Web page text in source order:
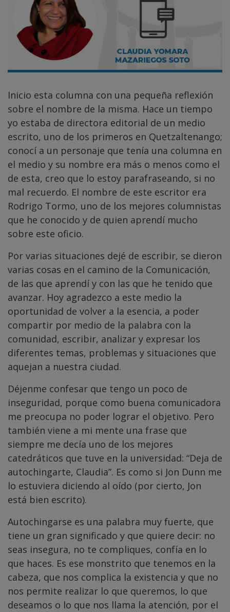
Inicio esta columna con una pequeña reflexión
sobre el nombre de la misma. Hace un tiempo
yo estaba de directora editorial de un medio
escrito, uno de los primeros en Quetzaltenango;
conocí a un personaje que tenía una columna en
el medio y su nombre era más o menos como el
de esta, creo que lo estoy parafraseando, si no
mal recuerdo. El nombre de este escritor era
Rodrigo Tormo, uno de los mejores columnistas
que he conocido y de quien aprendí mucho
sobre este oficio.
Por varias situaciones dejé de escribir, se dieron
varias cosas en el camino de la Comunicación,
de las que aprendí y con las que he tenido que
avanzar. Hoy agradezco a este medio la
oportunidad de volver a la esencia, a poder
compartir por medio de la palabra con la
comunidad, escribir, analizar y expresar los
diferentes temas, problemas y situaciones que
aquejan a nuestra ciudad.
Déjenme confesar que tengo un poco de
inseguridad, porque como buena comunicadora
me preocupa no poder lograr el objetivo. Pero
también viene a mi mente una frase que
siempre me decía uno de los mejores
catedráticos que tuve en la universidad: “Deja de
autochingarte, Claudia”. Es como si Jon Dunn me
lo estuviera diciendo al oído (por cierto, Jon
está bien escrito).
Autochingarse es una palabra muy fuerte, que
tiene un gran significado y que quiere decir: no
seas insegura, no te compliques, confía en lo
que haces. Es ese monstrito que tenemos en la
cabeza, que nos complica la existencia y que no
nos permite realizar lo que queremos, lo que
deseamos o lo que nos llama la atención, por el